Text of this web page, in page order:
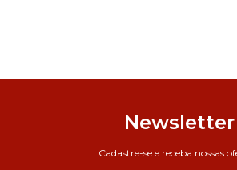
Newsletter
Cadastre-se e receba nossas